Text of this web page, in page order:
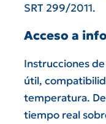
SRT 299/2011.
Acceso a
Instrucciones
útil,
temperatura.
tiempo real